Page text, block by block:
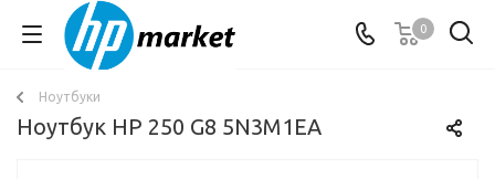
0
Ноутбуки
Ноутбук HP 250 G8 5N3M1EA